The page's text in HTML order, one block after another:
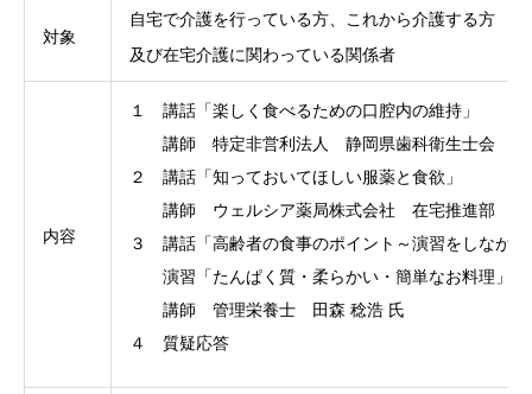
対象
自宅で介護を行っている方、これから介護する方
及び在宅介護に関わっている関係者
内容
１ 講話「楽しく食べるための口腔内の維持」
講師 特定非営利法人 静岡県歯科衛生士会
２ 講話「知っておいてほしい服薬と食欲」
講師 ウェルシア薬局株式会社 在宅推進部 薬
３ 講話「高齢者の食事のポイント～演習をしながら
演習「たんぱく質・柔らかい・簡単なお料理」
講師 管理栄養士 田森 稔浩 氏
４ 質疑応答